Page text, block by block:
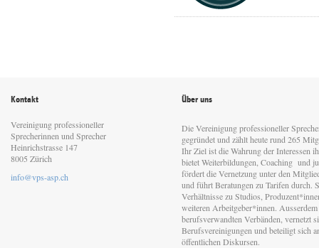
Kontakt
Vereinigung professioneller
Sprecherinnen und Sprecher
Heinrichstrasse 147
8005 Zürich
info@vps-asp.ch
Über uns
Die Vereinigung professioneller
gegründet und zählt heute rund 265
Ihr Ziel ist die Wahrung der Interessen
bietet Weiterbildungen, Coaching und
fördert die Vernetzung unter den
und führt Beratungen zu Tarifen durch.
Verhältnisse zu Studios,
weiteren Arbeitgeber*innen.
berufsverwandten Verbänden, vernetzt
Berufsvereinigungen und beteiligt sich
öffentlichen Diskursen.